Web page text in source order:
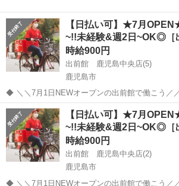
【日払い可】★7月
~!!未経験&週2日~OK◎
時給900円
出前館 鹿児島中央店(5)
鹿児島市
◆ ＼＼7月1日NEWオープンの出前館で働こう／／ ◆ 未経験か
たSTAFFが多く在籍しています!! 分からないこ
にお教えします♪ ＼＼出来立ての美味しい料理をお客様に／／ ピザや
お寿司、...
鹿児島 鹿児島市 デリバリー 出前館
【日払い可】★7月
~!!未経験&週2日~OK◎
時給900円
出前館 鹿児島中央店(2)
鹿児島市
◆ ＼＼7月1日NEWオープンの出前館で働こう／／ ◆ 未経験か